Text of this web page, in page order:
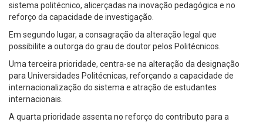
sistema politécnico, alicerçadas na inovação pedagógica e no
reforço da capacidade de investigação.
Em segundo lugar, a consagração da alteração legal que
possibilite a outorga do grau de doutor pelos Politécnicos.
Uma terceira prioridade, centra-se na alteração da designação
para Universidades Politécnicas, reforçando a capacidade de
internacionalização do sistema e atração de estudantes
internacionais.
A quarta prioridade assenta no reforço do contributo para a